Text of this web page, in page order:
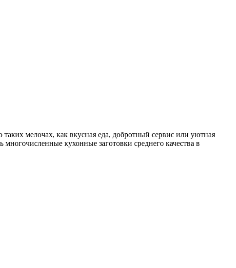
мелочах, как вкусная еда, добротный сервис или уютная
кухонные заготовки среднего качества в